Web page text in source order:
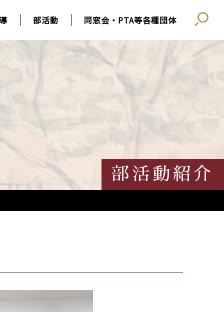
部活動 同窓会・PTA等各種団体
部活動紹介